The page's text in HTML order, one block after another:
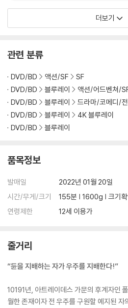
더보기
관련 분류
DVD/BD 액션/SF
SF
DVD/BD
블루레이
액션/어드벤쳐/
DVD/BD
블루레이
드라마/코메디/
DVD/BD
블루레이
4K 블루레이
DVD/BD
블루레이
품목정보
발매일
2022년 01월 20일
시간/무게/크기
155분 | 1600g | 크기
연령제한
12세 이용가
줄거리
“듄을 지배하는 자가 우주를 지배한다!”
10191년, 아트레이데스 가문의 후계자인
월한 존재이자 전 우주를 구원할 예지된 자